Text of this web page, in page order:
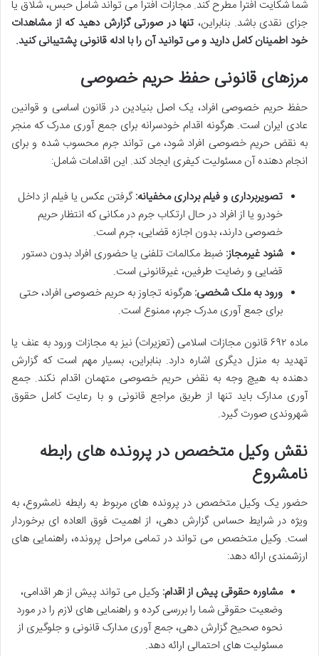
شما شکایت افترا مطرح کند. مجازات افترا می تواند شامل حبس، شلاق یا
جزای نقدی باشد. بنابراین، تنها در صورتی گزارش دهید که از مشاهدات
خود اطمینان کامل دارید و می توانید آن را با ادله قانونی پشتیبانی کنید.
مرزهای قانونی حفظ حریم خصوصی
حفظ حریم خصوصی افراد، یک اصل بنیادین در قانون اساسی و قوانین
عادی ایران است. هرگونه اقدام خودسرانه برای جمع آوری مدرک که منجر
به نقض حریم خصوصی افراد شود، می تواند جرم محسوب شده و برای
انجام دهنده آن مسئولیت کیفری ایجاد کند. این اقدامات شامل:
تصویربرداری و فیلم برداری مخفیانه:گرفتن عکس یا فیلم از داخل
خودرو یا از افراد در حال ارتکاب جرم در مکانی که انتظار حریم
خصوصی دارند، بدون اجازه قضایی، جرم است.
شنود غیرمجاز: ضبط مکالمات تلفنی یا حضوری افراد بدون دستور
قضایی و رضایت طرفین، غیرقانونی است.
ورود به ملک شخصی: هرگونه تجاوز به حریم خصوصی افراد، حتی
برای جمع آوری مدرک جرم، ممنوع است.
ماده ۶۹۲ قانون مجازات اسلامی (تعزیرات) نیز به مجازات ورود به عنف یا
تهدید به منزل دیگری اشاره دارد. بنابراین، بسیار مهم است که گزارش
دهنده به هیچ وجه به نقض حریم خصوصی متهمان اقدام نکند. جمع
آوری مدارک باید تنها از طریق مراجع قانونی و با رعایت کامل حقوق
شهروندی صورت گیرد.
نقش وکیل متخصص در پرونده های رابطه
نامشروع
حضور یک وکیل متخصص در پرونده های مربوط به رابطه نامشروع، به
ویژه در شرایط حساس گزارش دهی، از اهمیت فوق العاده ای برخوردار
است. وکیل متخصص می تواند در تمامی مراحل پرونده، راهنمایی های
ارزشمندی ارائه دهد:
مشاوره حقوقی پیش از اقدام: وکیل می تواند پیش از هر اقدامی،
وضعیت حقوقی شما را بررسی کرده و راهنمایی های لازم را در مورد
نحوه صحیح گزارش دهی، جمع آوری مدارک قانونی و جلوگیری از
مسئولیت های احتمالی ارائه دهد.